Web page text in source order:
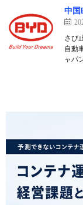
中国
さび
自動
ャパ